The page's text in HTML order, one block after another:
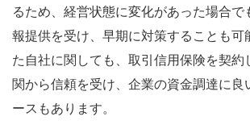
るため、経営状態に変化があった場合で
報提供を受け、早期に対策することも可
た自社に関しても、取引信用保険を契約
関から信頼を受け、企業の資金調達に良
ースもあります。